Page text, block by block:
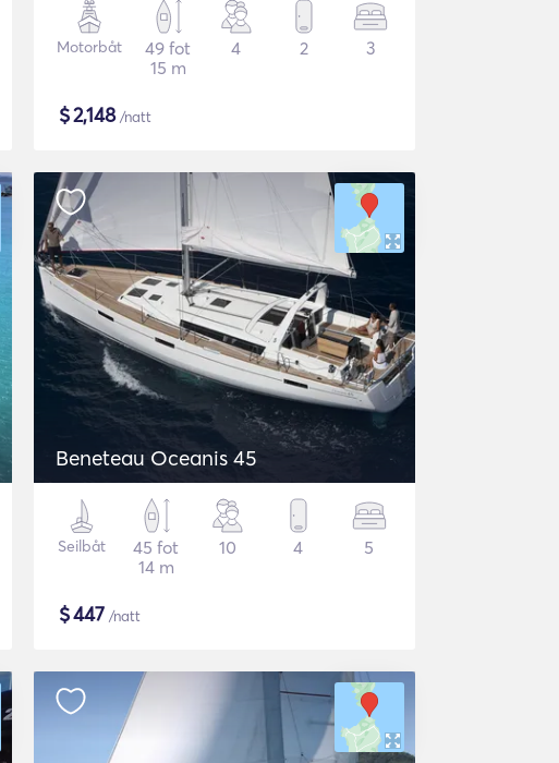
Motorbåt
49 fot
15 m
4 2 3
$2,148/natt
Beneteau Oceanis 45
Seilbåt
45 fot
14 m
10 4 5
$447 /natt